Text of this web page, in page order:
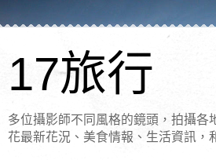
17旅行
多位攝影師不同風格的鏡頭，拍攝各
花最新花況、美食情報、生活資訊，